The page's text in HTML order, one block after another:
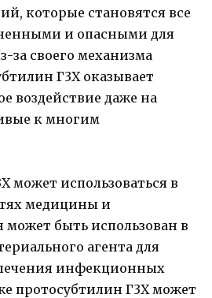
которые становятся все
и опасными для
за своего механизма
Г3Х оказывает
воздействие даже на
к многим
может использоваться в
медицины и
быть использован в
агента для
инфекционных
протосубтилин Г3Х может